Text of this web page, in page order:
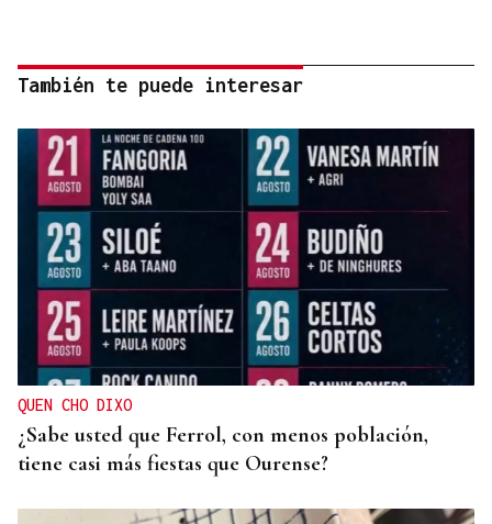
También te puede interesar
QUEN CHO DIXO
¿Sabe usted que Ferrol, con menos población,
tiene casi más fiestas que Ourense?